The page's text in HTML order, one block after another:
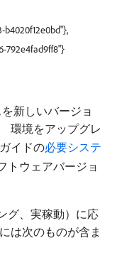
792e4fad9ff8"}
新しいバージョ
環境をアップグレ
イドの必要システ
トウェアバージョ
グ、実稼動）に応
は次のものが含ま